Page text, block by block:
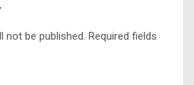
not be published. Required fields